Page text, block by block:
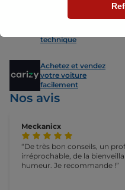
-15% sur votre
technique
Achetez et vendez
votre voiture
facilement
Nos avis
Meckanicx
De très bon conseils, un
irréprochable, de la
humeur. Je recommande !